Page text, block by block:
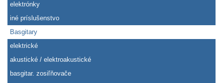
elektrónky
iné príslušenstvo
Basgitary
elektrické
akustické / elektroakustické
basgitar. zosiľňovače